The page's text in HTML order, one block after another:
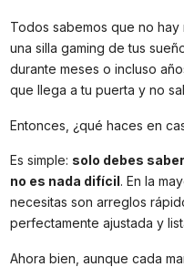
Todos sabemos que no
una silla gaming de tus
durante meses o incluso
que llega a tu puerta y no
Entonces, ¿qué haces en
Es simple: solo debes
no es nada difícil. En la
necesitas son arreglos
perfectamente ajustada y
Ahora bien, aunque cada